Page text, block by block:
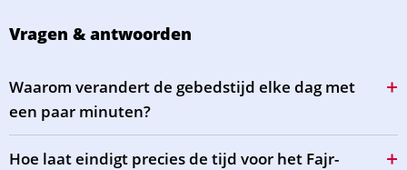
Vragen & antwoorden
Waarom verandert de gebedstijd elke dag met
een paar minuten?
Hoe laat eindigt precies de tijd voor het Fajr-